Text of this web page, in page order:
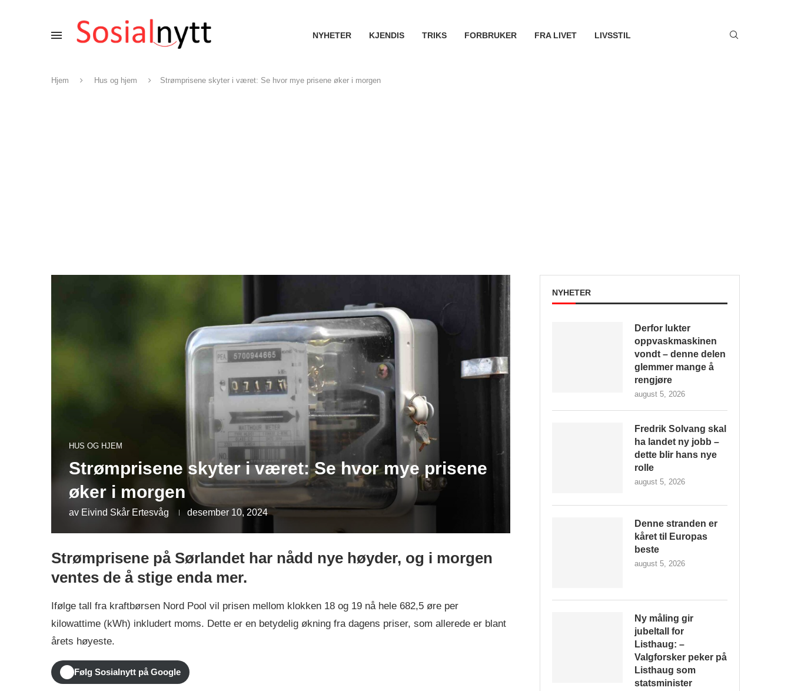
NYHETER KJENDIS TRIKS FORBRUKER FRA LIVET LIVSSTIL
Hjem Hus og hjem Strømprisene skyter i været: Se hvor mye prisene øker i morgen
HUS OG HJEM
Strømprisene skyter i været: Se hvor mye prisene
øker i morgen
av Eivind Skår Ertesvåg desember 10, 2024
Strømprisene på Sørlandet har nådd nye høyder, og i morgen
ventes de å stige enda mer.
Ifølge tall fra kraftbørsen Nord Pool vil prisen mellom klokken 18 og 19 nå hele 682,5 øre per
kilowattime (kWh) inkludert moms. Dette er en betydelig økning fra dagens priser, som allerede er blant
årets høyeste.
Følg Sosialnytt på Google
NYHETER
Derfor lukter
oppvaskmaskinen
vondt – denne delen
glemmer mange å
rengjøre
august 5, 2026
Fredrik Solvang skal
ha landet ny jobb –
dette blir hans nye
rolle
august 5, 2026
Denne stranden er
kåret til Europas
beste
august 5, 2026
Ny måling gir
jubeltall for
Listhaug: –
Valgforsker peker på
Listhaug som
statsminister